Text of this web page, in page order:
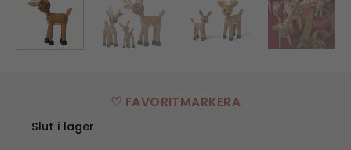
♡ FAVORITMARKERA
Slut i lager